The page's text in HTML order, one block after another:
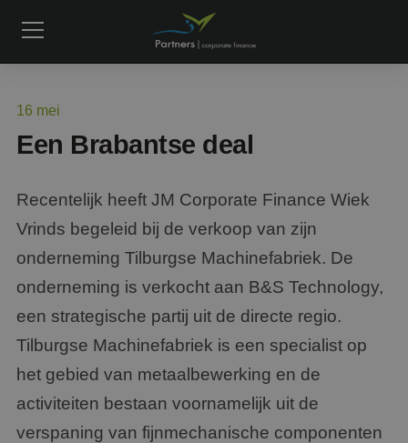
16 mei
Een Brabantse deal
Recentelijk heeft JM Corporate Finance Wiek
Vrinds begeleid bij de verkoop van zijn
onderneming Tilburgse Machinefabriek. De
onderneming is verkocht aan B&S Technology,
een strategische partij uit de directe regio.
Tilburgse Machinefabriek is een specialist op
het gebied van metaalbewerking en de
activiteiten bestaan voornamelijk uit de
verspaning van fijnmechanische componenten